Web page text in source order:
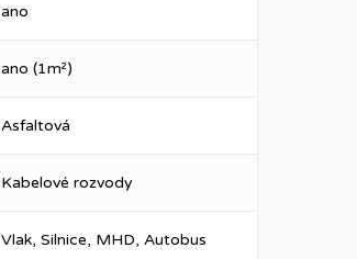
ano
ano (1m²)
Asfaltová
Kabelové rozvody
Vlak, Silnice, MHD, Autobus